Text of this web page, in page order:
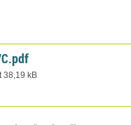
38,19 kB